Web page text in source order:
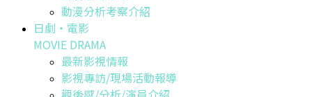
動漫分析考察介紹
日劇・電影
MOVIE DRAMA
最新影視情報
影視專訪/現場活動報導